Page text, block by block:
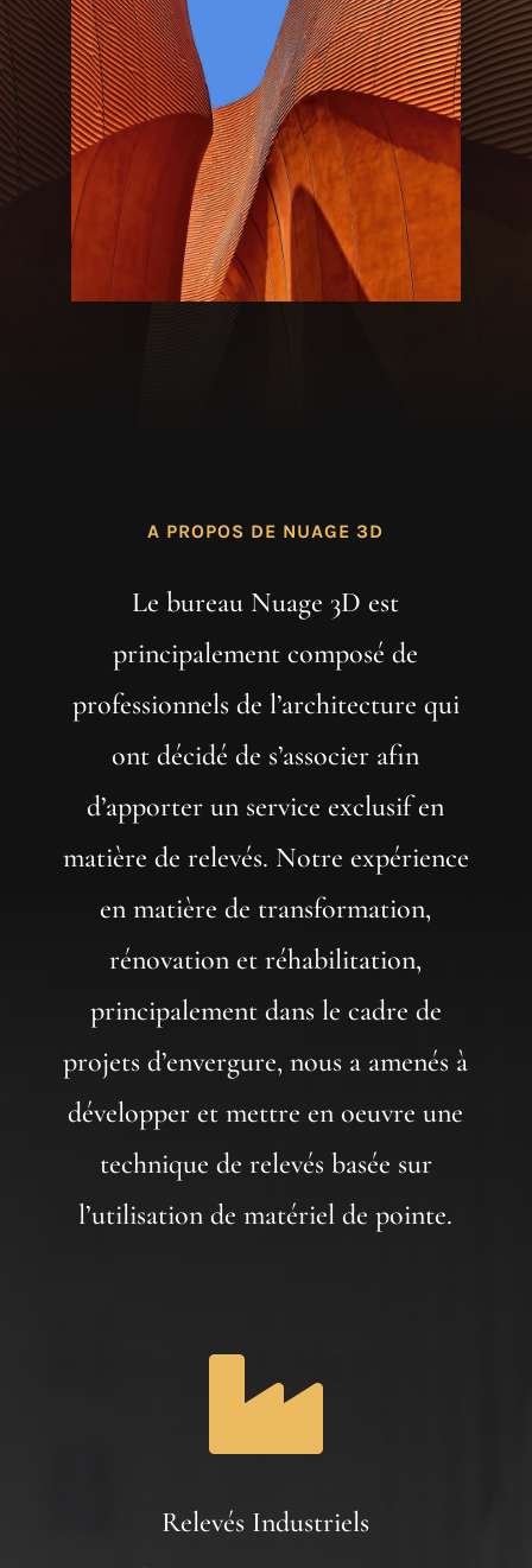
A PROPOS DE NUAGE 3D
Le bureau Nuage 3D est
principalement composé de
professionnels de l’architecture qui
ont décidé de s’associer afin
d’apporter un service exclusif en
matière de relevés. Notre expérience
en matière de transformation,
rénovation et réhabilitation,
principalement dans le cadre de
projets d’envergure, nous a amenés à
développer et mettre en oeuvre une
technique de relevés basée sur
l’utilisation de matériel de pointe.

Relevés Industriels